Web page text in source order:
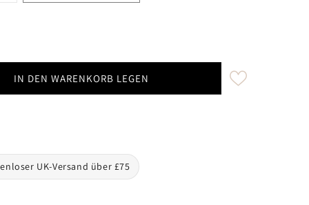
Perfectly Practical Dog Drying Coat
for Magenta Perfectly Practical Dog Drying Coat
IN DEN WARENKORB LEGEN
UK-Versand über £75